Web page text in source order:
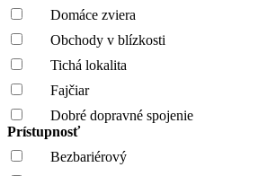
Domáce zviera
Obchody v blízkosti
Tichá lokalita
Fajčiar
Dobré dopravné spojenie
Prístupnosť
Bezbariérový